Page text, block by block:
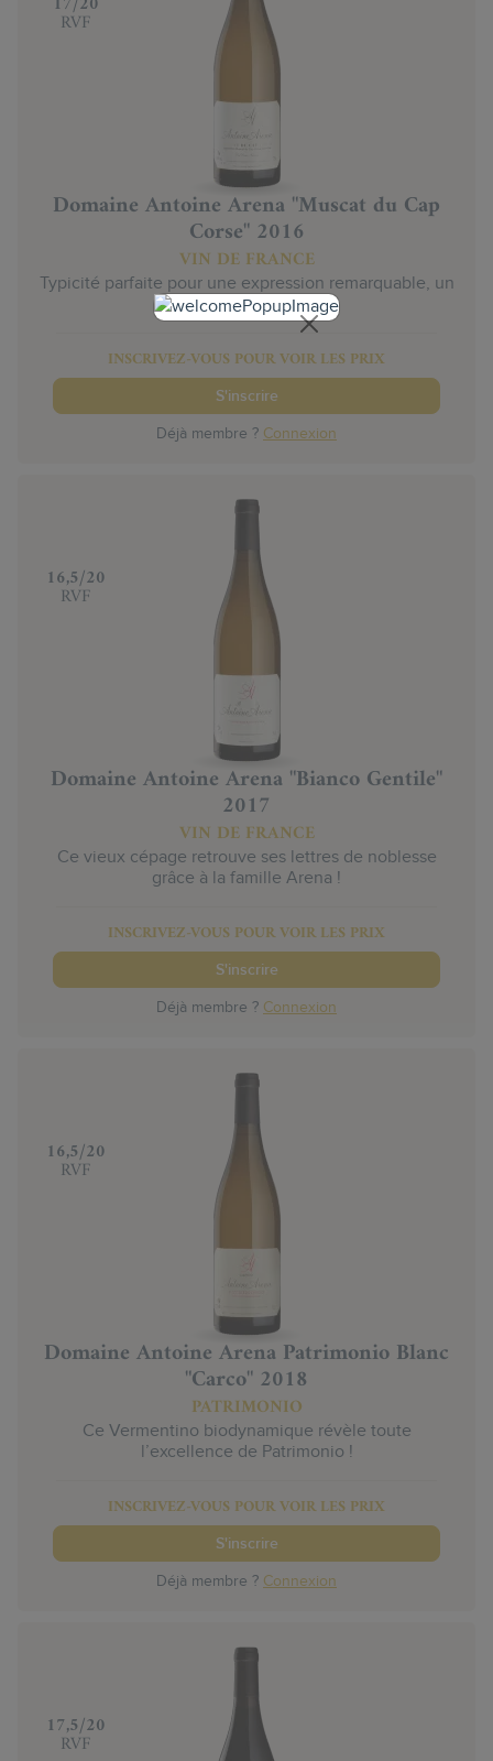
RVF
Domaine Antoine Arena "Muscat du Cap
Corse" 2016
VIN DE FRANCE
Typicité parfaite pour une expression remarquable, un
modèle du genre !
INSCRIVEZ-VOUS POUR VOIR LES PRIX
S'inscrire
Déjà membre ? Connexion
‍16,5/20
RVF
Domaine Antoine Arena "Bianco Gentile"
2017
VIN DE FRANCE
Ce vieux cépage retrouve ses lettres de noblesse
grâce à la famille Arena !
INSCRIVEZ-VOUS POUR VOIR LES PRIX
S'inscrire
Déjà membre ? Connexion
‍16,5/20
RVF
Domaine Antoine Arena Patrimonio Blanc
"Carco" 2018
PATRIMONIO
Ce Vermentino biodynamique révèle toute
l’excellence de Patrimonio !
INSCRIVEZ-VOUS POUR VOIR LES PRIX
S'inscrire
Déjà membre ? Connexion
‍17,5/20
RVF